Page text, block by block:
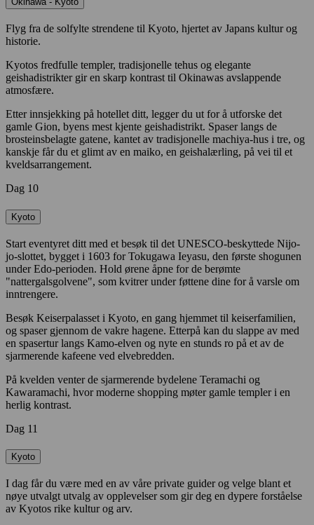
Flyg fra de solfylte strendene til Kyoto, hjertet av Japans kultur og
historie.
Kyotos fredfulle templer, tradisjonelle tehus og elegante
geishadistrikter gir en skarp kontrast til Okinawas avslappende
atmosfære.
Etter innsjekking på hotellet ditt, legger du ut for å utforske det
gamle Gion, byens mest kjente geishadistrikt. Spaser langs de
brosteinsbelagte gatene, kantet av tradisjonelle machiya-hus i tre, og
kanskje får du et glimt av en maiko, en geishalærling, på vei til et
kveldsarrangement.
Dag 10
Kyoto
Start eventyret ditt med et besøk til det UNESCO-beskyttede Nijo-
jo-slottet, bygget i 1603 for Tokugawa Ieyasu, den første shogunen
under Edo-perioden. Hold ørene åpne for de berømte
"nattergalsgolvene", som kvitrer under føttene dine for å varsle om
inntrengere.
Besøk Keiserpalasset i Kyoto, en gang hjemmet til keiserfamilien,
og spaser gjennom de vakre hagene. Etterpå kan du slappe av med
en spasertur langs Kamo-elven og nyte en stunds ro på et av de
sjarmerende kafeene ved elvebredden.
På kvelden venter de sjarmerende bydelene Teramachi og
Kawaramachi, hvor moderne shopping møter gamle templer i en
herlig kontrast.
Dag 11
Kyoto
I dag får du være med en av våre private guider og velge blant et
nøye utvalgt utvalg av opplevelser som gir deg en dypere forståelse
av Kyotos rike kultur og arv.